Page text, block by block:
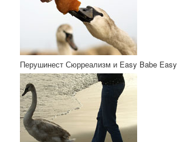
Перушинест Сюрреализм и Easy Babe Easy